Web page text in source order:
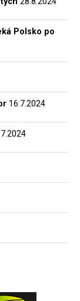
Wojska
a Oddział II
Generalnego
materiály,
opozice,
1956–89.
namířené
spisů!) bylo
se již ve
Polsku, čili
Polsko po
16.7.2024